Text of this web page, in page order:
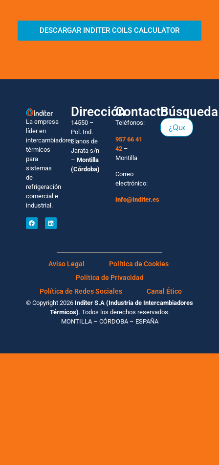
DESCARGAR INDITER COILS CALCULATOR
La empresa
líder en
intercambiadores
térmicos
para
sistemas
de
refrigeración
comercial e
industrial.
Dirección
14550 –
Pol. Ind.
Llanos de
Jarata s/n
– Montilla
(Córdoba)
Contacto
Teléfonos:
957 66 41
42 –
Montilla
Correo
electrónico:
info@inditer.es
Búsqueda
Aviso Legal
Política de Cookies
Política de Privacidad
Política de Redes Sociales
Canal Ético
© Copyright 2026 Inditer S.A (Industria de Intercambiadores
Térmicos). Todos los derechos reservados.
MONTILLA – CÓRDOBA – ESPAÑA